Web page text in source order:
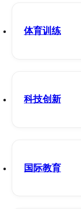
体育训练
科技创新
国际教育